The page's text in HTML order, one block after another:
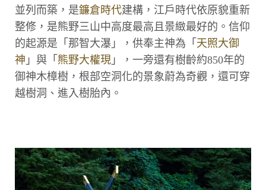
並列而築，是鐮倉時代建構，江戶時代依原貌重新
整修，是熊野三山中高度最高且景緻最好的。信仰
的起源是「那智大瀑」，供奉主神為「 天照大御
神 」與「 熊野大權現 」，一旁還有樹齡約850年的
御神木樟樹，根部空洞化的景象蔚為奇觀，還可穿
越樹洞、進入樹胎內。